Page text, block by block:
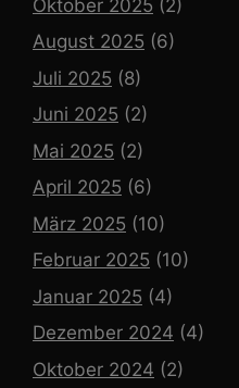
Oktober 2025 (2)
August 2025 (6)
Juli 2025 (8)
Juni 2025 (2)
Mai 2025 (2)
April 2025 (6)
März 2025 (10)
Februar 2025 (10)
Januar 2025 (4)
Dezember 2024 (4)
Oktober 2024 (2)